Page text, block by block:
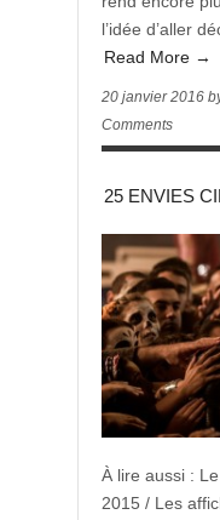
l’idée d’aller
Read More →
20 janvier 2016
Comments
25 ENVIES
À lire aussi :
2015 / Les